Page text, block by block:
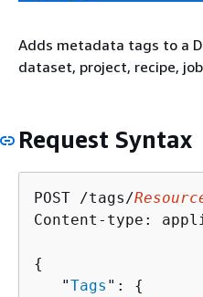
Adds metadata tags to a
dataset, project, recipe,
Request Syntax
POST /tags/
Content-type:
{
   "
Tags ": {